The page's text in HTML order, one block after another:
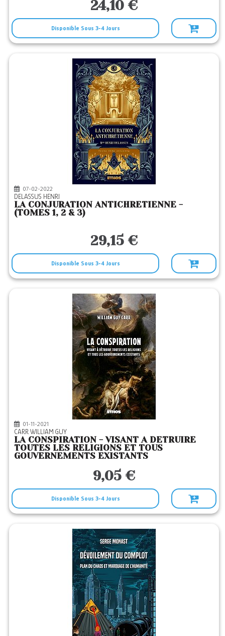
24,10 €
Disponible Sous 3-4 Jours
07-02-2022
DELASSUS HENRI
LA CONJURATION ANTICHRETIENNE -
(TOMES 1, 2 & 3)
29,15 €
Disponible Sous 3-4 Jours
01-11-2021
CARR WILLIAM GUY
LA CONSPIRATION - VISANT A DETRUIRE
TOUTES LES RELIGIONS ET TOUS
GOUVERNEMENTS EXISTANTS
9,05 €
Disponible Sous 3-4 Jours